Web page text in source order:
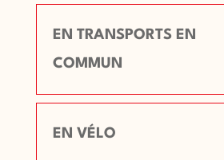
EN TRANSPORTS EN
COMMUN
EN VÉLO